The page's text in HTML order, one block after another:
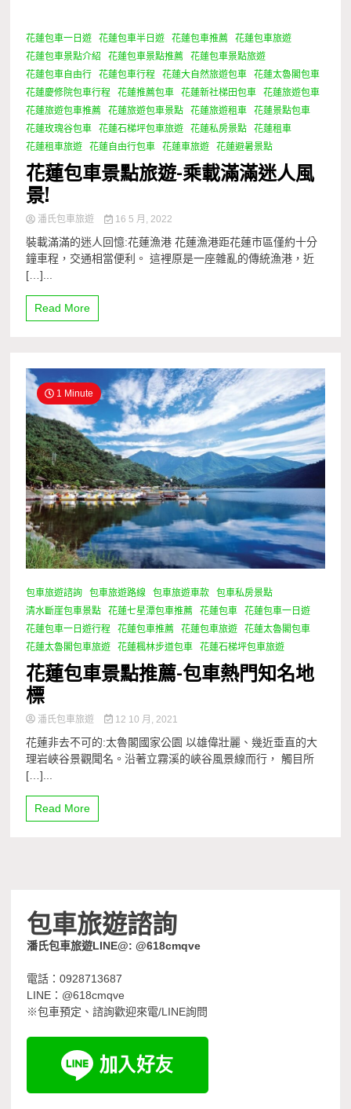
1 Minute
花蓮包車一日遊 花蓮包車半日遊 花蓮包車推薦
花蓮包車旅遊
花蓮包車景點介紹
花蓮包車景點推薦
花蓮包車景點旅遊
花蓮包車自由行
花蓮包車行程 花蓮大自然旅遊包車
花蓮太魯閣包車
花蓮慶修院包車行程
花蓮推薦包車 花蓮新社梯田包車
花蓮旅遊包車
花蓮旅遊包車推薦
花蓮旅遊包車景點 花蓮旅遊租車
花蓮景點包車
花蓮玫瑰谷包車
花蓮石梯坪包車旅遊 花蓮私房景點
花蓮租車
花蓮租車旅遊
花蓮自由行包車 花蓮車旅遊 花蓮避暑景點
花蓮包車景點旅遊-乘載滿滿迷人風
景!
潘氏包車旅遊 16 5 月, 2022
裝載滿滿的迷人回憶:花蓮漁港 花蓮漁港距花蓮市區僅約十分
鐘車程，交通相當便利。 這裡原是一座雜亂的傳統漁港，近
[…]...
Read More
1 Minute
包車旅遊諮詢 包車旅遊路線 包車旅遊車款
包車私房景點
清水斷崖包車景點
花蓮七星潭包車推薦 花蓮包車
花蓮包車一日遊
花蓮包車一日遊行程
花蓮包車推薦 花蓮包車旅遊
花蓮太魯閣包車
花蓮太魯閣包車旅遊
花蓮楓林步道包車 花蓮石梯坪包車旅遊
花蓮包車景點推薦-包車熱門知名地
標
潘氏包車旅遊 12 10 月, 2021
花蓮非去不可的:太魯閣國家公園 以雄偉壯麗、幾近垂直的大
理岩峽谷景觀聞名。沿著立霧溪的峽谷風景線而行， 觸目所
[…]...
Read More
包車旅遊諮詢
潘氏包車旅遊LINE@: @618cmqve
電話：0928713687
LINE：@618cmqve
※包車預定、諮詢歡迎來電/LINE詢問